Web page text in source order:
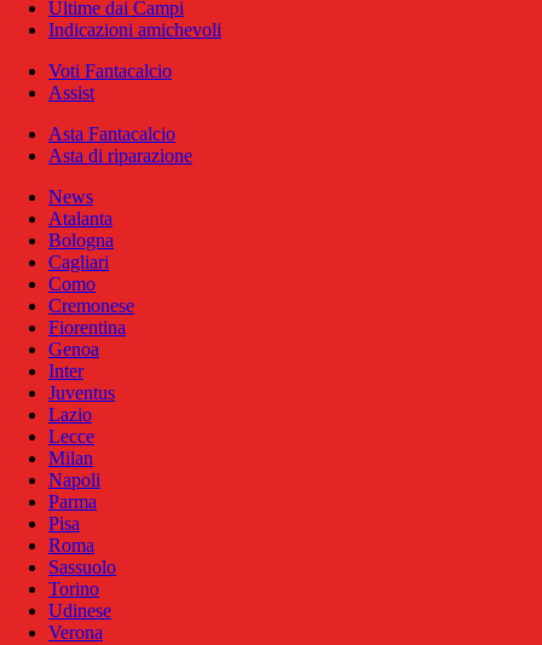
Ultime dai Campi
Indicazioni amichevoli
Voti Fantacalcio
Assist
Asta Fantacalcio
Asta di riparazione
News
Atalanta
Bologna
Cagliari
Como
Cremonese
Fiorentina
Genoa
Inter
Juventus
Lazio
Lecce
Milan
Napoli
Parma
Pisa
Roma
Sassuolo
Torino
Udinese
Verona